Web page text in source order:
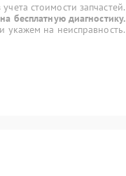
стоимости запчастей.
бесплатную диагностику.
укажем на неисправность.